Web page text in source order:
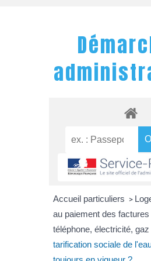
Accueil particuliers >
au paiement des factures
téléphone, électricité, gaz
tarification sociale de